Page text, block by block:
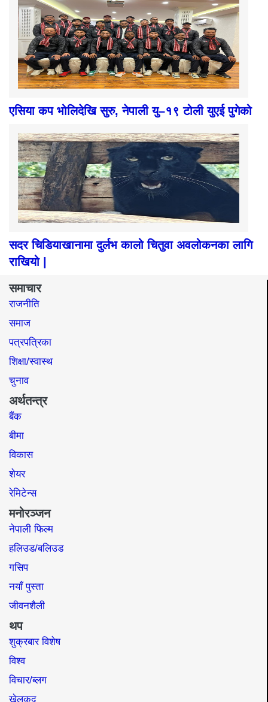
एसिया कप भोलिदेखि सुरु, नेपाली यु–१९ टोली युएई पुगेको
सदर चिडियाखानामा दुर्लभ कालो चितुवा अवलोकनका लागि
राखियो |
समाचार
राजनीति
समाज​
पत्रपत्रिका
शिक्षा/स्वास्थ
चुनाव
अर्थतन्त्र
बैंक
बीमा
विकास
शेयर
रेमिटेन्स
मनोरञ्जन
नेपाली फिल्म
हलिउड/बलिउड
गसिप
नयाँ पुस्ता
जीवनशैली
थप
शुक्रबार विशेष
विश्व
विचार/ब्लग
खेलकुद